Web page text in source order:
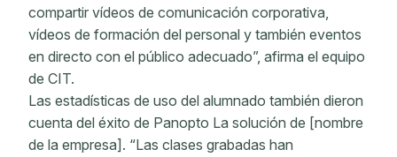
compartir vídeos de comunicación corporativa,
vídeos de formación del personal y también eventos
en directo con el público adecuado”, afirma el equipo
de CIT.
Las estadísticas de uso del alumnado también dieron
cuenta del éxito de Panopto La solución de [nombre
de la empresa]. “Las clases grabadas han